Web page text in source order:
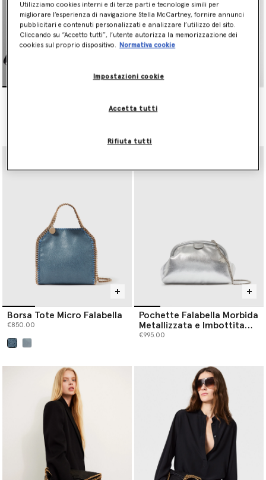
€850.00
Borsa Tote Micro Falabella
€850.00
Pochette Falabella Morbida
Metallizzata e Imbottita
con Catena
€995.00
Utilizziamo cookies interni e di terze parti e tecnologie simili per
migliorare l’esperienza di navigazione Stella McCartney, fornire annunci
pubblicitari e contenuti personalizzati e analizzare l’utilizzo del sito.
Cliccando su “Accetto tutti”, l’utente autorizza la memorizzazione dei
cookies sul proprio dispositivo.
Normativa cookie
Impostazioni cookie
Rifiuta tutti
Accetta tutti